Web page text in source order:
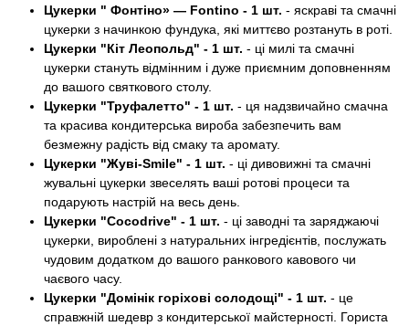
Цукерки " Фонтіно» — Fontino - 1 шт. - яскраві та смачні
цукерки з начинкою фундука, які миттєво розтануть в роті.
Цукерки "Кіт Леопольд" - 1 шт. - ці милі та смачні
цукерки стануть відмінним і дуже приємним доповненням
до вашого святкового столу.
Цукерки "Труфалетто" - 1 шт. - ця надзвичайно смачна
та красива кондитерська вироба забезпечить вам
безмежну радість від смаку та аромату.
Цукерки "Жуві-Smile" - 1 шт. - ці дивовижні та смачні
жувальні цукерки звеселять ваші ротові процеси та
подарують настрій на весь день.
Цукерки "Cocodrive" - 1 шт. - ці заводні та заряджаючі
цукерки, вироблені з натуральних інгредієнтів, послужать
чудовим додатком до вашого ранкового кавового чи
чаєвого часу.
Цукерки "Домінік горіхові солодощі" - 1 шт. - це
справжній шедевр з кондитерської майстерності. Гориста